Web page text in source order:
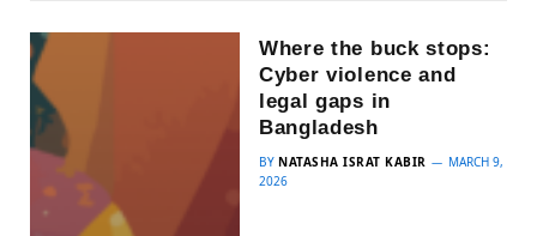
Where the buck stops:
Cyber violence and
legal gaps in
Bangladesh
BY NATASHA ISRAT KABIR
MARCH 9,
2026